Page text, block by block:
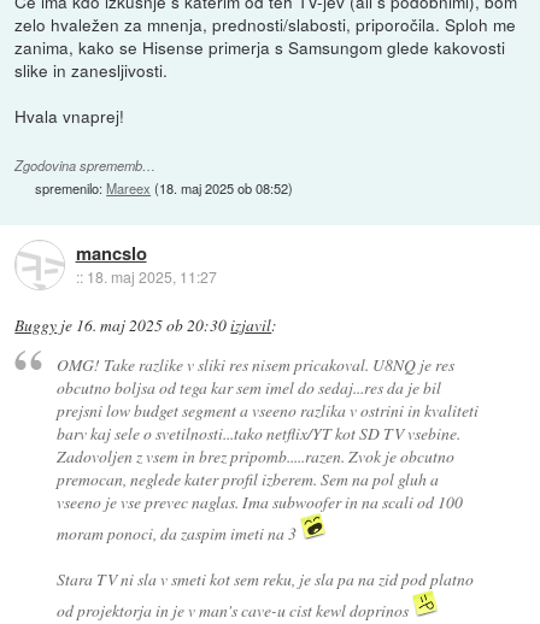
zelo hvaležen za mnenja, prednosti/slabosti, priporočila. Sploh me
zanima, kako se Hisense primerja s Samsungom glede kakovosti
slike in zanesljivosti.
Hvala vnaprej!
Zgodovina sprememb…
spremenilo:Mareex (18. maj 2025 ob 08:52)
mancslo
:: 18. maj 2025, 11:27
Buggy je 16. maj 2025 ob 20:30izjavil:
OMG! Take razlike v sliki res nisem pricakoval. U8NQ je res
obcutno boljsa od tega kar sem imel do sedaj...res da je bil
prejsni low budget segment a vseeno razlika v ostrini in kvaliteti
barv kaj sele o svetilnosti...tako netflix/YT kot SD TV vsebine.
Zadovoljen z vsem in brez pripomb.....razen. Zvok je obcutno
premocan, neglede kater profil izberem. Sem na pol gluh a
vseeno je vse prevec naglas. Ima subwoofer in na scali od 100
moram ponoci, da zaspim imeti na 3
Stara TV ni sla v smeti kot sem reku, je sla pa na zid pod platno
od projektorja in je v man's cave-u cist kewl doprinos